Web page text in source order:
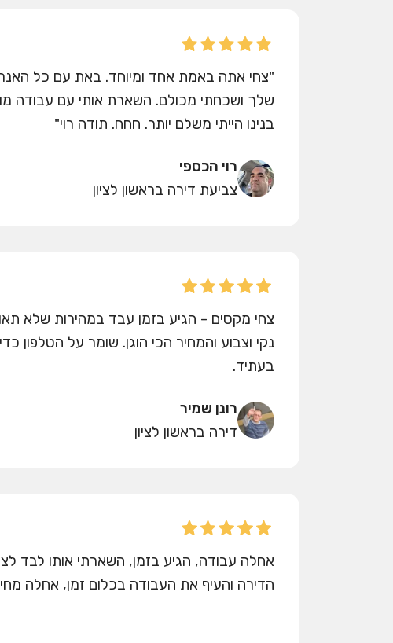
"צחי אתה באמת אחד ומיוחד. באת עם כל
שלך ושכחתי מכולם. השארת אותי עם עבודה
בנינו הייתי משלם יותר. חחח. תודה רוי"
רוי הכספי
צביעת דירה בראשון לציון
צחי מקסים - הגיע בזמן עבד במהירות שלא
נקי וצבוע והמחיר הכי הוגן. שומר על הטלפון
בעתיד.
רונן שמיר
דירה בראשון לציון
אחלה עבודה, הגיע בזמן, השארתי אותו לבד
הדירה והעיף את העבודה בכלום זמן, אחלה